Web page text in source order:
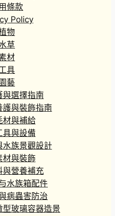
條款
Policy
物
草
材
具
園藝
與選擇指南
護與裝飾指南
材與補給
具與設備
水族景觀設計
材與裝飾
與營養補充
水族箱配件
病蟲害防治
型玻璃容器造景